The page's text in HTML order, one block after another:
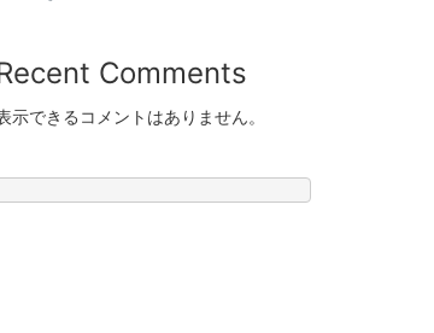
Comments
示できるコメントはありません。